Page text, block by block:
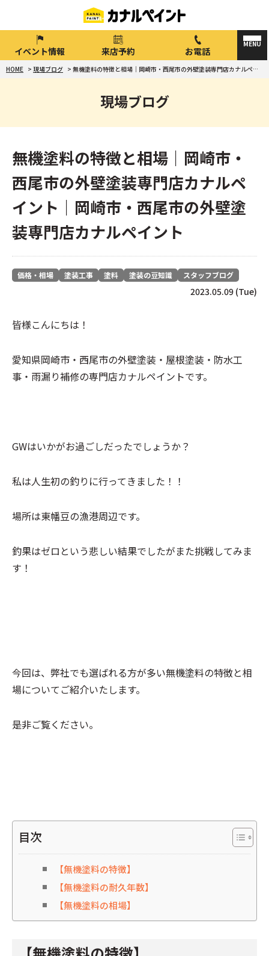
イベント情報 来店予約 お電話
HOME > 現場ブログ > 無機塗料の特徴と相場｜岡崎市・西尾市の外壁塗装専門店カナルペイント｜岡崎市・西尾市の外壁塗装専門店カナルペイント
現場ブログ
無機塗料の特徴と相場｜岡崎市・
西尾市の外壁塗装専門店カナルペ
イント｜岡崎市・西尾市の外壁塗
装専門店カナルペイント
価格・相場 塗装工事 塗料 塗装の豆知識 スタッフブログ
2023.05.09 (Tue)
皆様こんにちは！
愛知県岡崎市・西尾市の外壁塗装・屋根塗装・防水工
事・雨漏り補修の専門店カナルペイントです。
GWはいかがお過ごしだったでしょうか？
私は人生初の釣りに行ってきました！！
場所は東幡豆の漁港周辺です。
釣果はゼロという悲しい結果でしたがまた挑戦してみま
す！
今回は、弊社でも選ばれる方が多い無機塗料の特徴と相
場についてご紹介いたします。
是非ご覧ください。
目次
【無機塗料の特徴】
【無機塗料の耐久年数】
【無機塗料の相場】